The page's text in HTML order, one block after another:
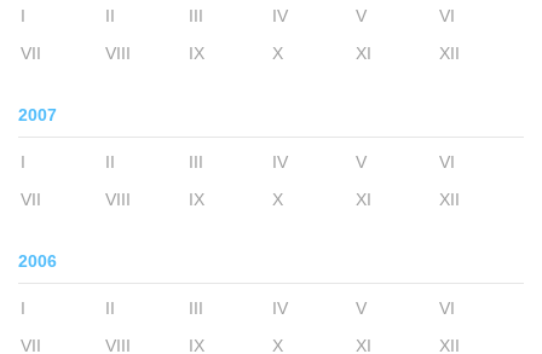
I II III IV V
VI
VII
VIII IX X XI XII
2007
I II III IV V
VI
VII
VIII IX X XI XII
2006
I II III IV V
VI
VII
VIII IX X XI XII